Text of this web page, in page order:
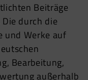
Beiträge
durch die
und Werke auf
Bearbeitung,
außerhalb